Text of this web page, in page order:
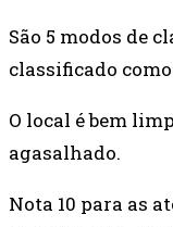
São 5 modos de
classificado
O local é bem
agasalhado.
Nota 10 para as